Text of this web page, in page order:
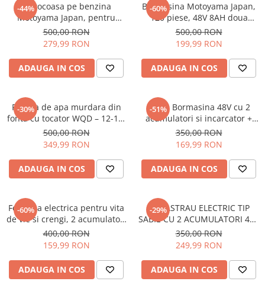
Auto, Moto, Vehicule Electrice
Componente IT
Instalatii luminoase, Brazi Artificiali
de Craciun
Sisteme de supraveghere si
securitate
-44%
Motocoasa pe benzina
Motoyama Japan, pentru
terenuri dificile, 8.5CP, model
2026, Rosu
500,00 RON
279,99 RON
ADAUGA IN COS
-60%
Bormasina Motoyama Japan,
120 piese, 48V 8AH doua
Baterii extra, incarcator
inclus, model 2026
500,00 RON
199,99 RON
ADAUGA IN COS
-30%
Pompa de apa murdara din
fonta cu tocator WQD – 12-15-
2.5 cu plutitor PROFESIONAL®
500,00 RON
349,99 RON
ADAUGA IN COS
-51%
Trusa Bormasina 48V cu 2
acumulatori si incarcator +
Accesorii
350,00 RON
169,99 RON
ADAUGA IN COS
-60%
Foarfeca electrica pentru vita
de vie si crengi, 2 acumulatori
48VF 5Ah, albastru
400,00 RON
159,99 RON
ADAUGA IN COS
-29%
FIERASTRAU ELECTRIC TIP
SABIE CU 2 ACUMULATORI 48V
+ 4 LAME CADOU
350,00 RON
249,99 RON
ADAUGA IN COS